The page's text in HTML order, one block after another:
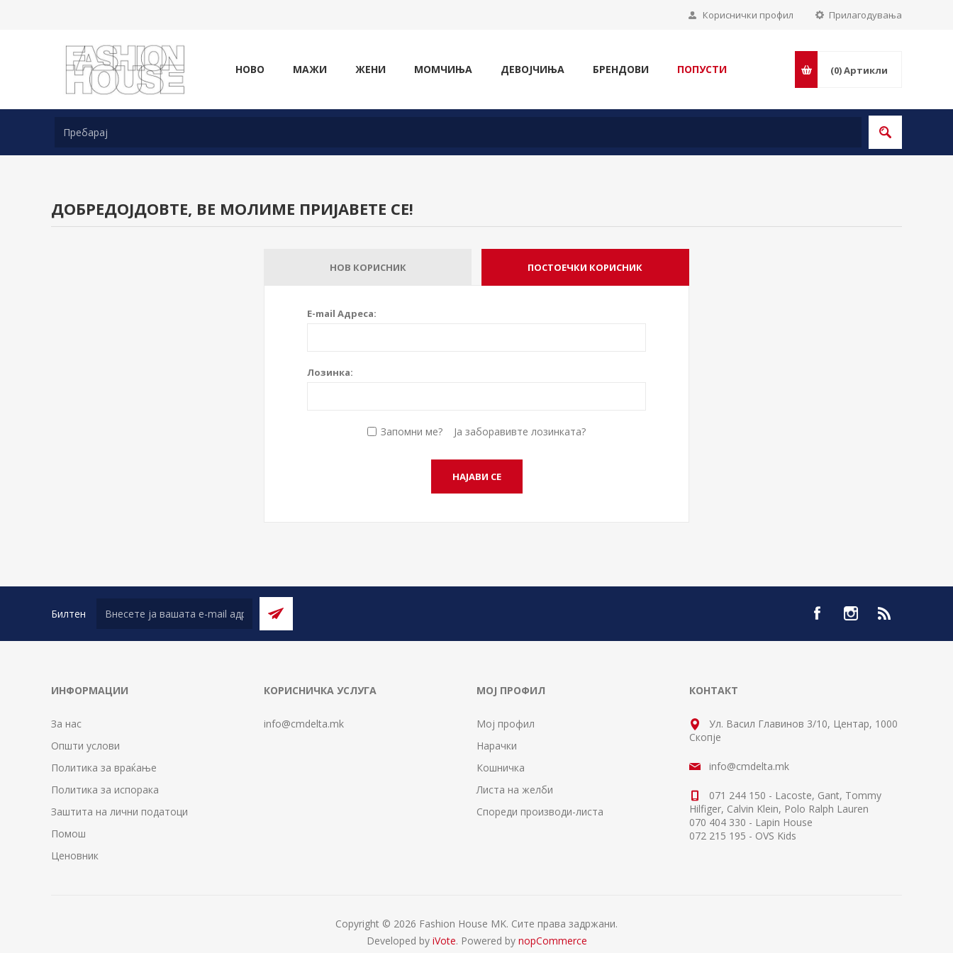
Прилагодувања
Кориснички профил
НОВО МАЖИ ЖЕНИ МОМЧИЊА ДЕВОЈЧИЊА БРЕНДОВИ ПОПУСТИ (0)Артикли
ДОБРЕДОЈДОВТЕ, ВЕ МОЛИМЕ ПРИЈАВЕТЕ СЕ!
НОВ КОРИСНИК ПОСТОЕЧКИ КОРИСНИК
E-mail Адреса:
Лозинка:
Запомни ме? Ја заборавивте лозинката?
Билтен
ИНФОРМАЦИИ
За нас
Општи услови
Политика за враќање
Политика за испорака
Заштита на лични податоци
Помош
Ценовник
КОРИСНИЧКА УСЛУГА
info@cmdelta.mk
МОЈ ПРОФИЛ
Мој профил
Нарачки
Кошничка
Листа на желби
Спореди производи-листа
КОНТАКТ
Ул. Васил Главинов 3/10, Центар, 1000
Скопје
info@cmdelta.mk
071 244 150 - Lacoste, Gant, Tommy
Hilfiger, Calvin Klein, Polo Ralph Lauren
070 404 330 - Lapin House
072 215 195 - OVS Kids
Copyright © 2026 Fashion House MK. Сите права задржани.
Developed by iVote. Powered by nopCommerce